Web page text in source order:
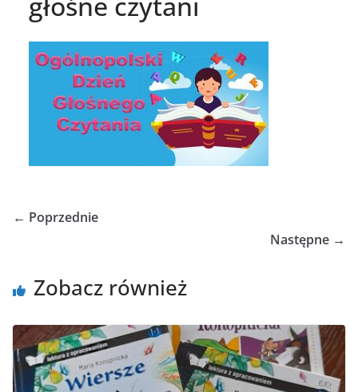
← Poprzednie
Następne →
Zobacz również